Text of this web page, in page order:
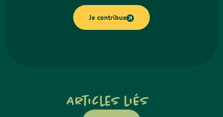
Je contribue
Articles liés